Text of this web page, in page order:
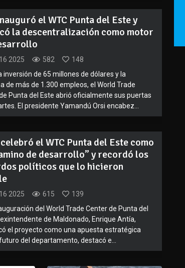
el WTC Punta del Este y
la descentralización como motor
2025 582
148
inversión de 65 millones de dólares y la
de más de 1.300 empleos, el World Trade
Punta del Este abrió oficialmente sus puertas
El presidente Yamandú Orsi encabez...
el WTC Punta del Este como
de desarrollo” y recordó los
políticos que lo hicieron
2025 615
139
del World Trade Center de Punta del
exintendente de Maldonado, Enrique Antía,
el proyecto como una apuesta estratégica
del departamento, destacó e...